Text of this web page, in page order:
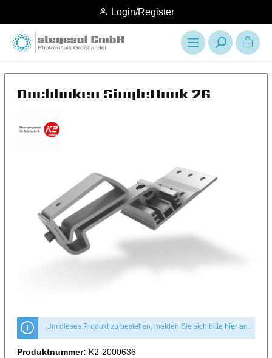
Login/Register
Dachhaken SingleHook 2G
Um dieses Produkt zu bestellen, melden Sie sich bitte hieran.
Produktnummer: K2-2000636